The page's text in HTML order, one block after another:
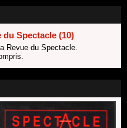
le cirque, les lauréats 2026 !
Formes Théâtre 2026
et Olivier Saccomano à la
- CDN
Spectacle (10)
Revue du Spectacle.